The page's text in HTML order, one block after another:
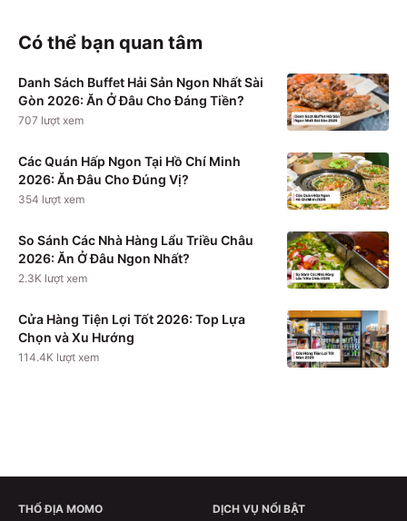
Có thể bạn quan tâm
Danh Sách Buffet Hải Sản Ngon Nhất Sài
Gòn 2026: Ăn Ở Đâu Cho Đáng Tiền?
707 lượt xem
Các Quán Hấp Ngon Tại Hồ Chí Minh
2026: Ăn Đâu Cho Đúng Vị?
354 lượt xem
So Sánh Các Nhà Hàng Lẩu Triều Châu
2026: Ăn Ở Đâu Ngon Nhất?
2.3K lượt xem
Cửa Hàng Tiện Lợi Tốt 2026: Top Lựa
Chọn và Xu Hướng
114.4K lượt xem
Xem chi tiết
THỔ ĐỊA MOMO DỊCH VỤ NỔI BẬT